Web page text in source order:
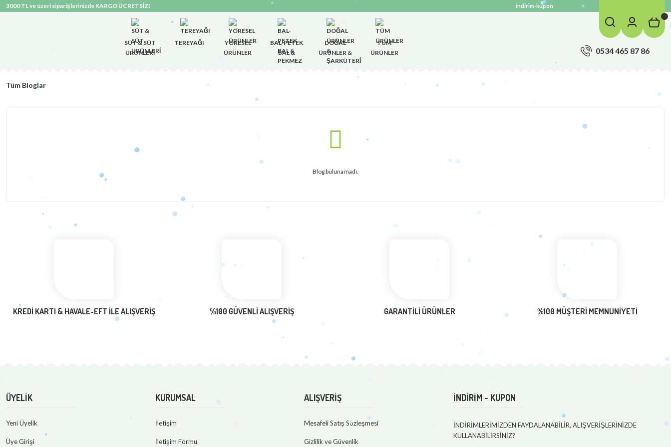
3000 TL ve üzeri siparişlerinizde KARGO ÜCRETSİZ! indirim-kupon
SÜT & SÜT
ÜRÜNLERİ
TEREYAĞI
YÖRESEL
ÜRÜNLER
BAL-PETEK
BAL &
PEKMEZ
DOĞAL
ÜRÜNLER &
ŞARKÜTERİ
TÜM
ÜRÜNLER
0534 465 87 86
Tüm Bloglar
Blog bulunamadı.
KREDİ KARTI & HAVALE-EFT İLE ALIŞVERİŞ %100 GÜVENLİ ALIŞVERİŞ GARANTİLİ ÜRÜNLER %100 MÜŞTERİ MEMNUNİYETİ
ÜYELİK
Yeni Üyelik
Üye Girişi
KURUMSAL
İletişim
İletişim Formu
ALIŞVERİŞ
Mesafeli Satış Sözleşmesi
Gizlilik ve Güvenlik
İNDİRİM - KUPON
İNDİRİMLERİMİZDEN FAYDALANABİLİR, ALIŞVERİŞLERİNİZDE
KULLANABİLİRSİNİZ?